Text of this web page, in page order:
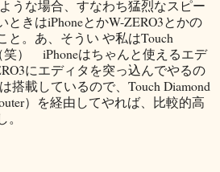
うな場合、すなわち猛烈なスピー
ときはiPhoneとかW-ZERO3とかの
と。あ、そうい や私はTouch
笑） iPhoneはちゃんと使えるエデ
にエディタを突っ込んでやるの
搭載しているので、Touch Diamond
）を経由してやれば、比較的高